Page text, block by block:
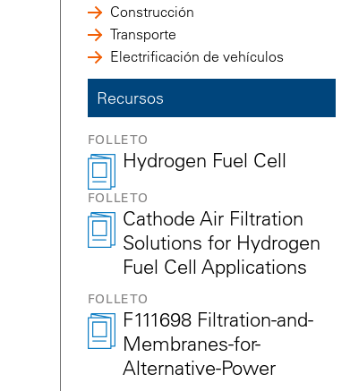
Construcción
Transporte
Electrificación de vehículos
Recursos
FOLLETO
Hydrogen Fuel Cell
FOLLETO
Cathode Air Filtration
Solutions for Hydrogen
Fuel Cell Applications
FOLLETO
F111698 Filtration-and-
Membranes-for-
Alternative-Power